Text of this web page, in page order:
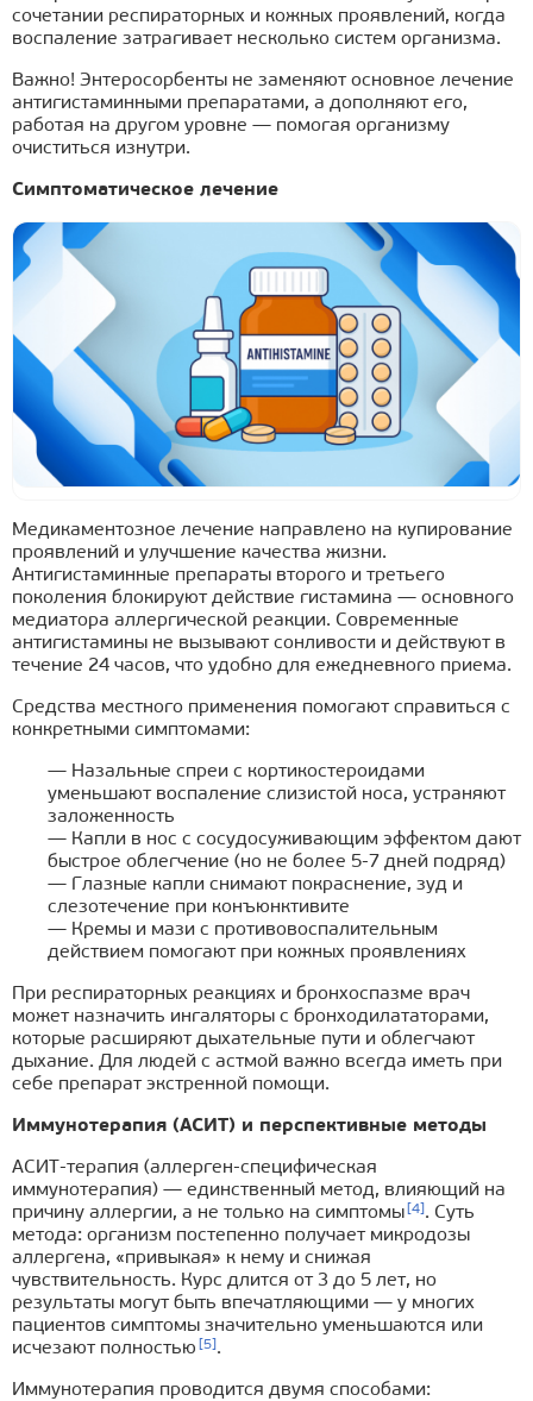
сочетании респираторных и кожных проявлений, когда
воспаление затрагивает несколько систем организма.
Важно! Энтеросорбенты не заменяют основное лечение
антигистаминными препаратами, а дополняют его,
работая на другом уровне — помогая организму
очиститься изнутри.
Симптоматическое лечение
Медикаментозное лечение направлено на купирование
проявлений и улучшение качества жизни.
Антигистаминные препараты второго и третьего
поколения блокируют действие гистамина — основного
медиатора аллергической реакции. Современные
антигистамины не вызывают сонливости и действуют в
течение 24 часов, что удобно для ежедневного приема.
Средства местного применения помогают справиться с
конкретными симптомами:
— Назальные спреи с кортикостероидами
уменьшают воспаление слизистой носа, устраняют
заложенность
— Капли в нос с сосудосуживающим эффектом дают
быстрое облегчение (но не более 5-7 дней подряд)
— Глазные капли снимают покраснение, зуд и
слезотечение при конъюнктивите
— Кремы и мази с противовоспалительным
действием помогают при кожных проявлениях
При респираторных реакциях и бронхоспазме врач
может назначить ингаляторы с бронходилататорами,
которые расширяют дыхательные пути и облегчают
дыхание. Для людей с астмой важно всегда иметь при
себе препарат экстренной помощи.
Иммунотерапия (АСИТ) и перспективные методы
АСИТ-терапия (аллерген-специфическая
иммунотерапия) — единственный метод, влияющий на
причину аллергии, а не только на симптомы [4] . Суть
метода: организм постепенно получает микродозы
аллергена, «привыкая» к нему и снижая
чувствительность. Курс длится от 3 до 5 лет, но
результаты могут быть впечатляющими — у многих
пациентов симптомы значительно уменьшаются или
исчезают полностью [5] .
Иммунотерапия проводится двумя способами: